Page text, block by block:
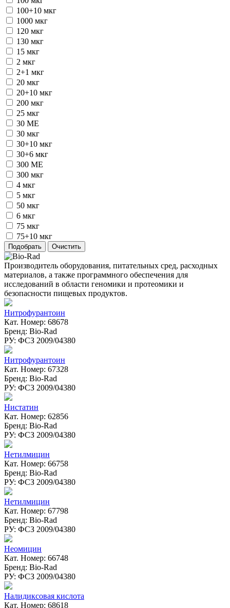
100+10 мкг
1000 мкг
120 мкг
130 мкг
15 мкг
2 мкг
2+1 мкг
20 мкг
20+10 мкг
200 мкг
25 мкг
30 ME
30 мкг
30+10 мкг
30+6 мкг
300 ME
300 мкг
4 мкг
5 мкг
50 мкг
6 мкг
75 мкг
75+10 мкг
Производитель оборудования, питательных сред, расходных
материалов, а также программного обеспечения для
исследований в области геномики и протеомики и
безопасности пищевых продуктов.
Нитрофурантоин
Кат. Номер: 68678
Бренд: Bio-Rad
РУ: ФСЗ 2009/04380
Нитрофурантоин
Кат. Номер: 67328
Бренд: Bio-Rad
РУ: ФСЗ 2009/04380
Нистатин
Кат. Номер: 62856
Бренд: Bio-Rad
РУ: ФСЗ 2009/04380
Нетилмицин
Кат. Номер: 66758
Бренд: Bio-Rad
РУ: ФСЗ 2009/04380
Нетилмицин
Кат. Номер: 67798
Бренд: Bio-Rad
РУ: ФСЗ 2009/04380
Неомицин
Кат. Номер: 66748
Бренд: Bio-Rad
РУ: ФСЗ 2009/04380
Налидиксовая кислота
Кат. Номер: 68618